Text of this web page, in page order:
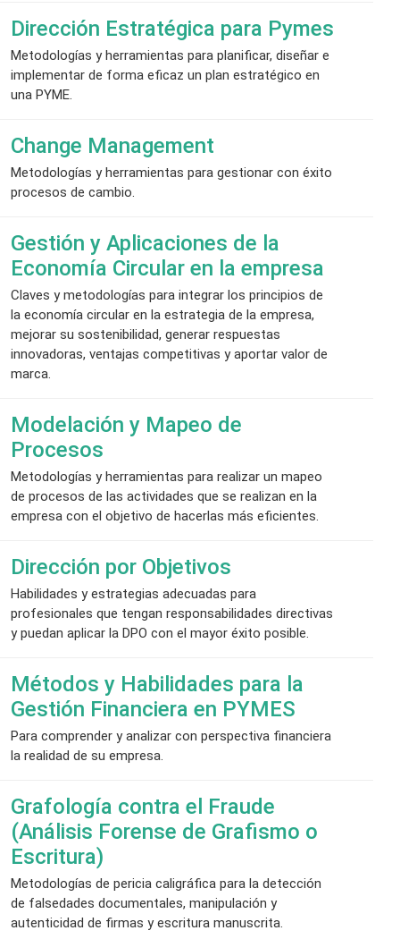
Dirección Estratégica para Pymes
Metodologías y herramientas para planificar, diseñar e
implementar de forma eficaz un plan estratégico en
una PYME.
Change Management
Metodologías y herramientas para gestionar con éxito
procesos de cambio.
Gestión y Aplicaciones de la
Economía Circular en la empresa
Claves y metodologías para integrar los principios de
la economía circular en la estrategia de la empresa,
mejorar su sostenibilidad, generar respuestas
innovadoras, ventajas competitivas y aportar valor de
marca.
Modelación y Mapeo de
Procesos
Metodologías y herramientas para realizar un mapeo
de procesos de las actividades que se realizan en la
empresa con el objetivo de hacerlas más eficientes.
Dirección por Objetivos
Habilidades y estrategias adecuadas para
profesionales que tengan responsabilidades directivas
y puedan aplicar la DPO con el mayor éxito posible.
Métodos y Habilidades para la
Gestión Financiera en PYMES
Para comprender y analizar con perspectiva financiera
la realidad de su empresa.
Grafología contra el Fraude
(Análisis Forense de Grafismo o
Escritura)
Metodologías de pericia caligráfica para la detección
de falsedades documentales, manipulación y
autenticidad de firmas y escritura manuscrita.